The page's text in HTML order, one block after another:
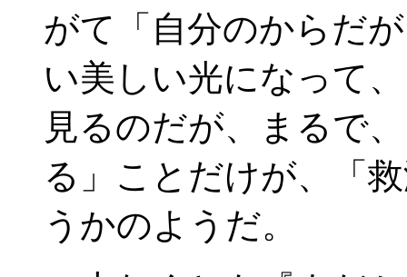
がて「自分のからだ
い美しい光になって
見るのだが、まるで
る」ことだけが、「
うかのようだ。